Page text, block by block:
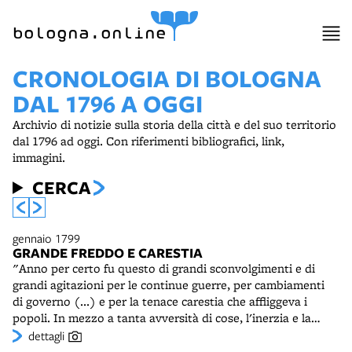
bologna.online
CRONOLOGIA DI BOLOGNA
DAL 1796 A OGGI
Archivio di notizie sulla storia della città e del suo territorio
dal 1796 ad oggi. Con riferimenti bibliografici, link,
immagini.
CERCA
gennaio 1799
GRANDE FREDDO E CARESTIA
"Anno per certo fu questo di grandi sconvolgimenti e di
grandi agitazioni per le continue guerre, per cambiamenti
di governo (...) e per la tenace carestia che affliggeva i
popoli. In mezzo a tanta avversità di cose, l'inerzia e la
miseria occupavano il primo grado, imperocché vedevansi
dettagli